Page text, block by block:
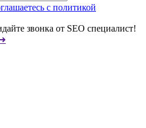
с политикой
звонка от SEO специалист!